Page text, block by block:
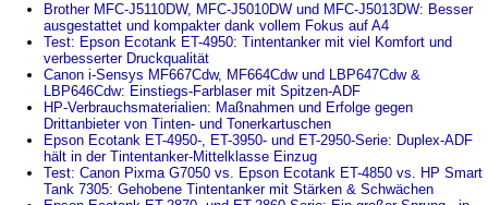
Brother MFC-J5110DW, MFC-J5010DW und MFC-J5013DW: Besser
ausgestattet und kompakter dank vollem Fokus auf A4
Test: Epson Ecotank ET-4950: Tintentanker mit viel Komfort und
verbesserter Druckqualität
Canon i-Sensys MF667Cdw, MF664Cdw und LBP647Cdw &
LBP646Cdw: Einstiegs-Farblaser mit Spitzen-ADF
HP-Verbrauchsmaterialien: Maßnahmen und Erfolge gegen
Drittanbieter von Tinten- und Tonerkartuschen
Epson Ecotank ET-4950-, ET-3950- und ET-2950-Serie: Duplex-ADF
hält in der Tintentanker-Mittelklasse Einzug
Test: Canon Pixma G7050 vs. Epson Ecotank ET-4850 vs. HP Smart
Tank 7305: Gehobene Tintentanker mit Stärken & Schwächen